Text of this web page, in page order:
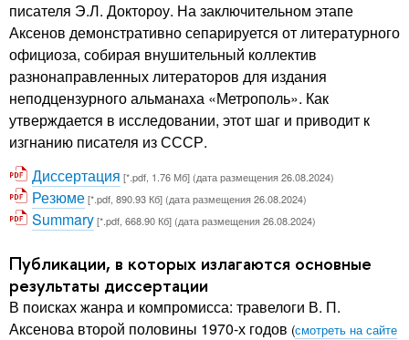
писателя Э.Л. Доктороу. На заключительном этапе
Аксенов демонстративно сепарируется от литературного
официоза, собирая внушительный коллектив
разнонаправленных литераторов для издания
неподцензурного альманаха «Метрополь». Как
утверждается в исследовании, этот шаг и приводит к
изгнанию писателя из СССР.
Диссертация [*.pdf, 1.76 Мб] (дата размещения 26.08.2024)
Резюме[*.pdf, 890.93 Кб] (дата размещения 26.08.2024)
Summary[*.pdf, 668.90 Кб] (дата размещения 26.08.2024)
Публикации, в которых излагаются основные
результаты диссертации
В поисках жанра и компромисса: травелоги В. П.
Аксенова второй половины 1970-х годов (смотреть на сайте